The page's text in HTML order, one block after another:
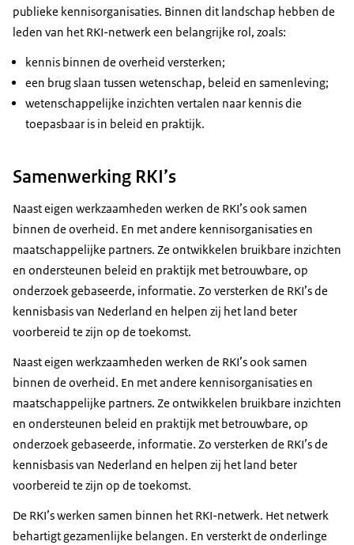
publieke kennisorganisaties. Binnen dit landschap hebben de
leden van het RKI-netwerk een belangrijke rol, zoals:
kennis binnen de overheid versterken;
een brug slaan tussen wetenschap, beleid en samenleving;
wetenschappelijke inzichten vertalen naar kennis die
toepasbaar is in beleid en praktijk.
Samenwerking RKI’s
Naast eigen werkzaamheden werken de RKI’s ook samen
binnen de overheid. En met andere kennisorganisaties en
maatschappelijke partners. Ze ontwikkelen bruikbare inzichten
en ondersteunen beleid en praktijk met betrouwbare, op
onderzoek gebaseerde, informatie. Zo versterken de RKI’s de
kennisbasis van Nederland en helpen zij het land beter
voorbereid te zijn op de toekomst.
Naast eigen werkzaamheden werken de RKI’s ook samen
binnen de overheid. En met andere kennisorganisaties en
maatschappelijke partners. Ze ontwikkelen bruikbare inzichten
en ondersteunen beleid en praktijk met betrouwbare, op
onderzoek gebaseerde, informatie. Zo versterken de RKI’s de
kennisbasis van Nederland en helpen zij het land beter
voorbereid te zijn op de toekomst.
De RKI’s werken samen binnen het RKI-netwerk. Het netwerk
behartigt gezamenlijke belangen. En versterkt de onderlinge